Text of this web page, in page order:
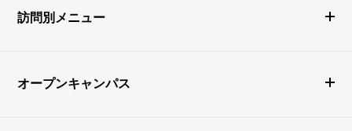
訪問別メニュー
オープンキャンパス